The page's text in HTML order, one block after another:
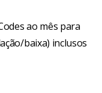
ao mês para
baixa) inclusos